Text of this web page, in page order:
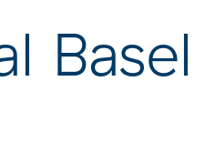
Felix Platter Spital